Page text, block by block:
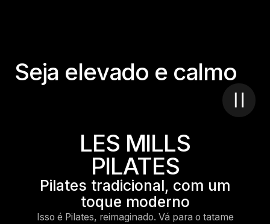
Seja elevado e calmo
LES MILLS
PILATES
Pilates tradicional, com um
toque moderno
Isso é Pilates, reimaginado. Vá para o tatame